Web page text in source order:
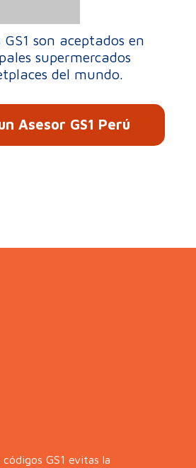
GS1 son aceptados en
supermercados
del mundo.
Asesor GS1 Perú
códigos GS1 evitas la